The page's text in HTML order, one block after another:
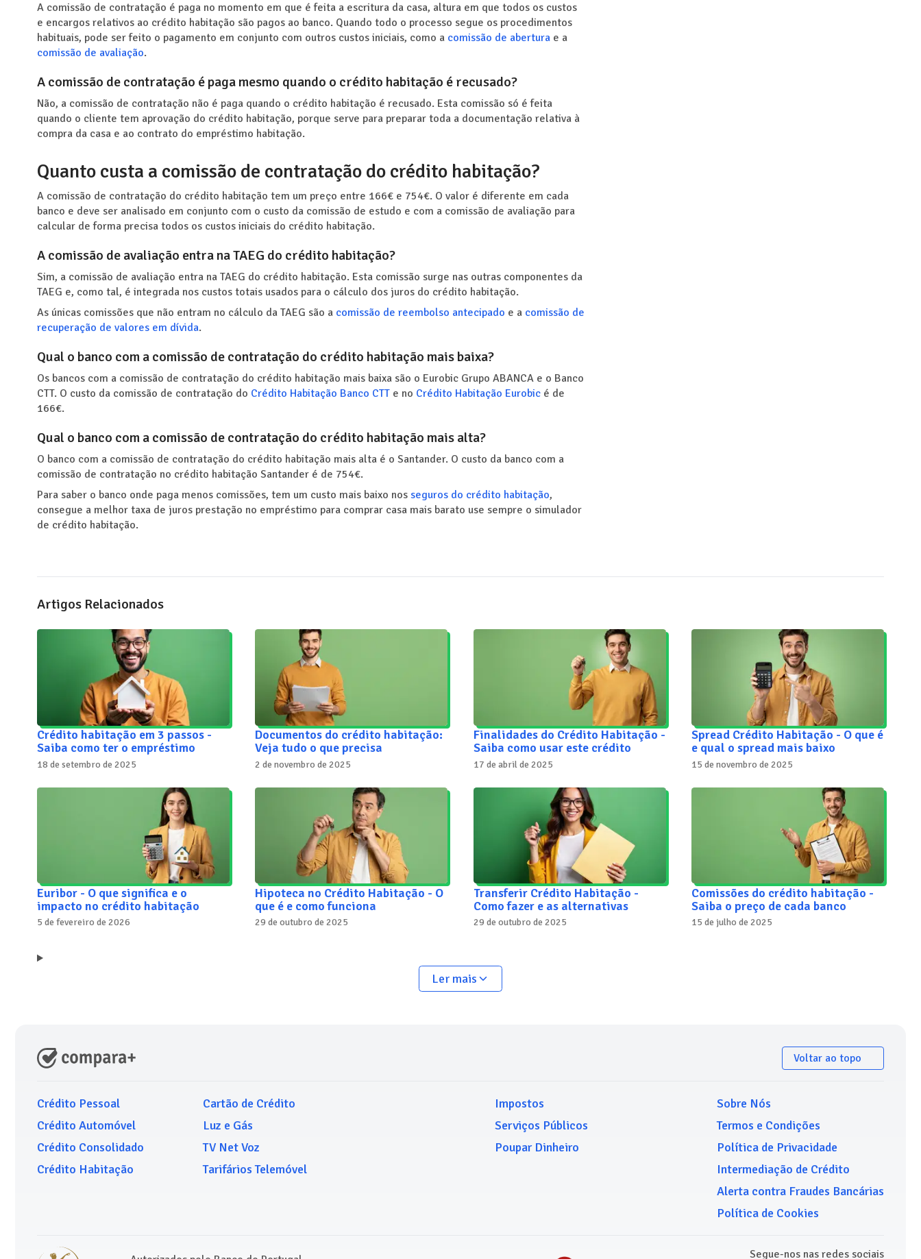
A comissão de contratação é paga no momento em que é feita a escritura da casa, altura em que todos os custos
e encargos relativos ao crédito habitação são pagos ao banco. Quando todo o processo segue os procedimentos
habituais, pode ser feito o pagamento em conjunto com outros custos iniciais, como a comissão de abertura e a
comissão de avaliação.
A comissão de contratação é paga mesmo quando o crédito habitação é recusado?
Não, a comissão de contratação não é paga quando o crédito habitação é recusado. Esta comissão só é feita
quando o cliente tem aprovação do crédito habitação, porque serve para preparar toda a documentação relativa à
compra da casa e ao contrato do empréstimo habitação.
Quanto custa a comissão de contratação do crédito habitação?
A comissão de contratação do crédito habitação tem um preço entre 166€ e 754€. O valor é diferente em cada
banco e deve ser analisado em conjunto com o custo da comissão de estudo e com a comissão de avaliação para
calcular de forma precisa todos os custos iniciais do crédito habitação.
A comissão de avaliação entra na TAEG do crédito habitação?
Sim, a comissão de avaliação entra na TAEG do crédito habitação. Esta comissão surge nas outras componentes da
TAEG e, como tal, é integrada nos custos totais usados para o cálculo dos juros do crédito habitação.
As únicas comissões que não entram no cálculo da TAEG são a comissão de reembolso antecipado e a comissão de
recuperação de valores em dívida.
Qual o banco com a comissão de contratação do crédito habitação mais baixa?
Os bancos com a comissão de contratação do crédito habitação mais baixa são o Eurobic Grupo ABANCA e o Banco
CTT. O custo da comissão de contratação do Crédito Habitação Banco CTT e no Crédito Habitação Eurobic é de
166€.
Qual o banco com a comissão de contratação do crédito habitação mais alta?
O banco com a comissão de contratação do crédito habitação mais alta é o Santander. O custo da banco com a
comissão de contratação no crédito habitação Santander é de 754€.
Para saber o banco onde paga menos comissões, tem um custo mais baixo nos seguros do crédito habitação,
consegue a melhor taxa de juros prestação no empréstimo para comprar casa mais barato use sempre o simulador
de crédito habitação.
Artigos Relacionados
Crédito habitação em 3 passos -
Saiba como ter o empréstimo
18 de setembro de 2025
Documentos do crédito habitação:
Veja tudo o que precisa
2 de novembro de 2025
Finalidades do Crédito Habitação -
Saiba como usar este crédito
17 de abril de 2025
Spread Crédito Habitação - O que é
e qual o spread mais baixo
15 de novembro de 2025
Euribor - O que significa e o
impacto no crédito habitação
5 de fevereiro de 2026
Hipoteca no Crédito Habitação - O
que é e como funciona
29 de outubro de 2025
Transferir Crédito Habitação -
Como fazer e as alternativas
29 de outubro de 2025
Comissões do crédito habitação -
Saiba o preço de cada banco
15 de julho de 2025
Ler mais
Voltar ao topo
Crédito Pessoal
Crédito Automóvel
Crédito Consolidado
Crédito Habitação
Cartão de Crédito
Luz e Gás
TV Net Voz
Tarifários Telemóvel
Impostos
Serviços Públicos
Poupar Dinheiro
Sobre Nós
Termos e Condições
Política de Privacidade
Intermediação de Crédito
Alerta contra Fraudes Bancárias
Política de Cookies
Segue-nos nas redes sociais